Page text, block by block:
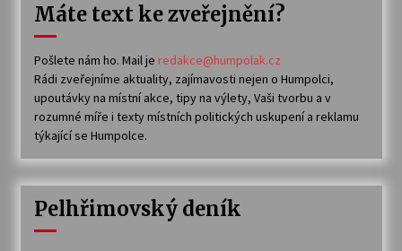
Máte text ke zveřejnění?
Pošlete nám ho. Mail je redakce@humpolak.cz
Rádi zveřejníme aktuality, zajímavosti nejen o Humpolci,
upoutávky na místní akce, tipy na výlety, Vaši tvorbu a v
rozumné míře i texty místních politických uskupení a reklamu
týkající se Humpolce.
Pelhřimovský deník